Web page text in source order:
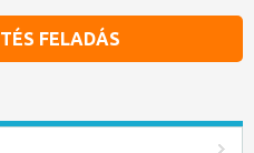
FELADÁS